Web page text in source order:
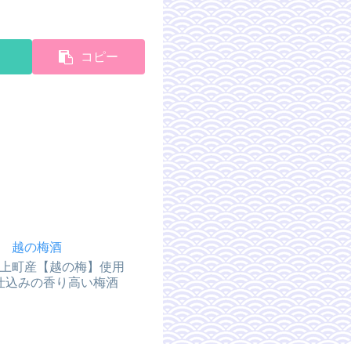
コピー
越の梅酒
町産【越の梅】使用
込みの香り高い梅酒